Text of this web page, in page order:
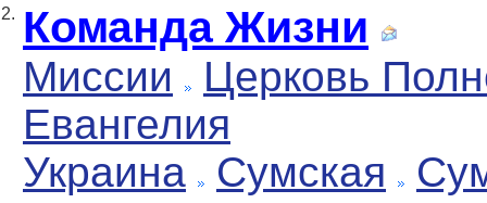
2. Команда Жизни
Миссии
Церковь
Евангелия
Украина
Сумская